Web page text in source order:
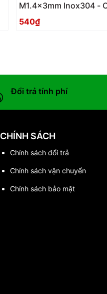
M1.4x3mm Inox304 -
PaKe Dau Dep Mong
540₫
Đổi trả tính phí
CHÍNH SÁCH
Chính sách đổi trả
Chính sách vận chuyển
Chính sách bảo mật